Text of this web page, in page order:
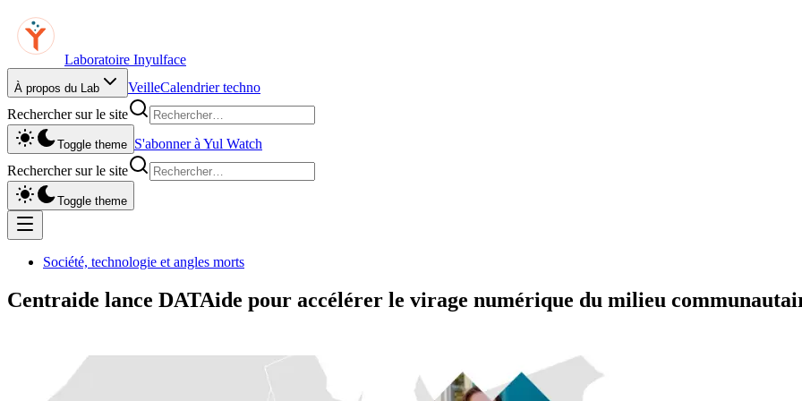
Laboratoire Inyulface
À propos du Lab VeilleCalendrier techno
Rechercher sur le site
Toggle theme S'abonner à Yul Watch
Rechercher sur le site
Toggle theme
Société, technologie et angles morts
Centraide lance DATAide pour accélérer le virage numérique du milieu